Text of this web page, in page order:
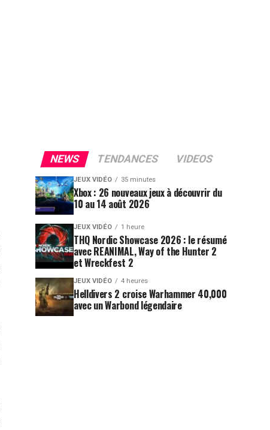
NEWS TENDANCES VIDEOS
JEUX VIDÉO 35 minutes
Xbox : 26 nouveaux jeux à découvrir du
10 au 14 août 2026
JEUX VIDÉO 1 heure
THQ Nordic Showcase 2026 : le résumé
avec REANIMAL, Way of the Hunter 2
et Wreckfest 2
JEUX VIDÉO 4 heures
Helldivers 2 croise Warhammer 40,000
avec un Warbond légendaire